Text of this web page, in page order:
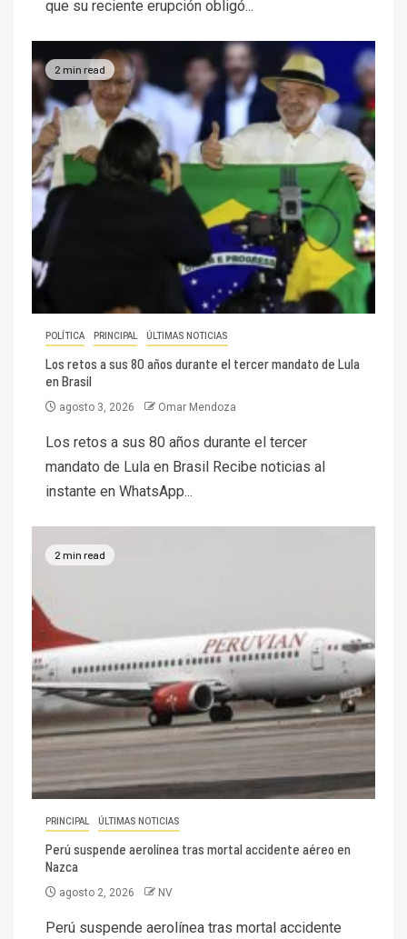
que su reciente erupción obligó...
2 min read
POLÍTICA PRINCIPAL ÚLTIMAS NOTICIAS
Los retos a sus 80 años durante el tercer mandato de Lula
en Brasil
agosto 3, 2026 Omar Mendoza
Los retos a sus 80 años durante el tercer
mandato de Lula en Brasil Recibe noticias al
instante en WhatsApp...
2 min read
PRINCIPAL ÚLTIMAS NOTICIAS
Perú suspende aerolínea tras mortal accidente aéreo en
Nazca
agosto 2, 2026 NV
Perú suspende aerolínea tras mortal accidente